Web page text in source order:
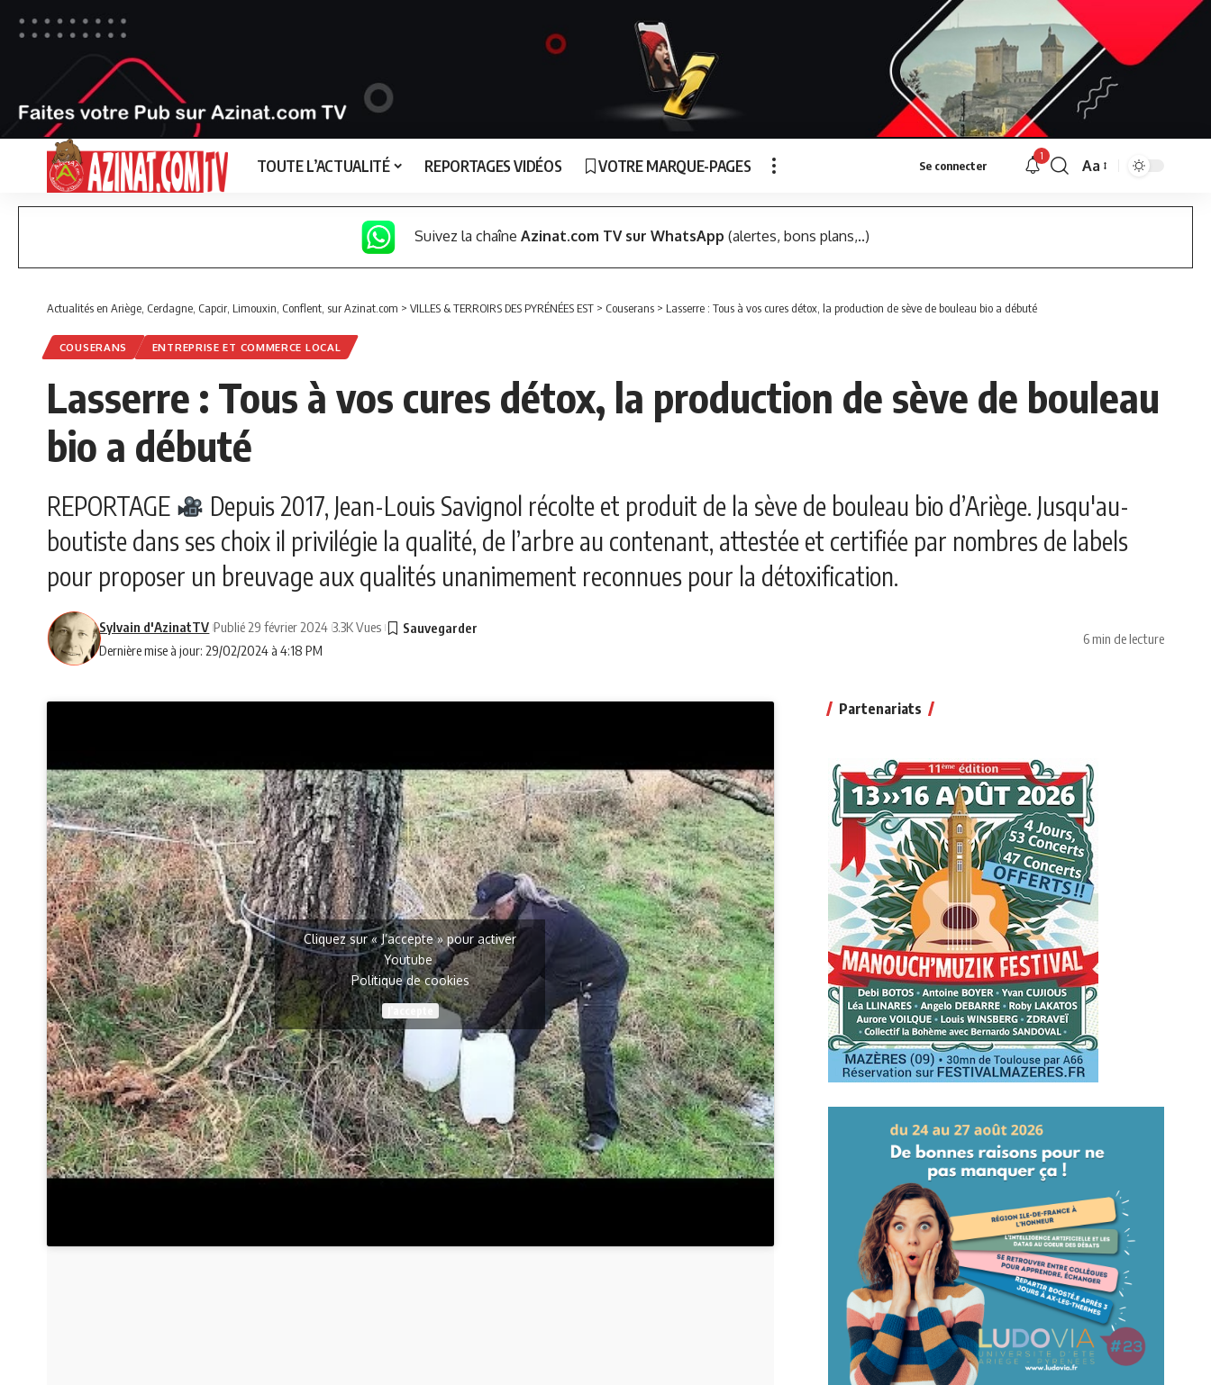
TOUTE L’ACTUALITÉ REPORTAGES VIDÉOS VOTRE MARQUE-PAGES Se connecter
1
Font
Aa
Suivez la chaîne Azinat.com TV sur WhatsApp (alertes, bons plans,..)
Actualités en Ariège, Cerdagne, Capcir, Limouxin, Conflent, sur Azinat.com > VILLES & TERROIRS DES PYRÉNÉES EST > Couserans > Lasserre : Tous à vos cures détox, la production de sève de bouleau bio a débuté
COUSERANS ENTREPRISE ET COMMERCE LOCAL
Lasserre : Tous à vos cures détox, la production de sève de bouleau
bio a débuté
REPORTAGE
Depuis 2017, Jean-Louis Savignol récolte et produit de la sève de bouleau bio d’Ariège. Jusqu'au-
boutiste dans ses choix il privilégie la qualité, de l’arbre au contenant, attestée et certifiée par nombres de labels
pour proposer un breuvage aux qualités unanimement reconnues pour la détoxification.
Dernière mise à jour: 29/02/2024 à 4:18 PM
Sylvain d'AzinatTV Publié 29 février 2024 3.3K Vues
6 min de lecture
Cliquez sur « J’accepte » pour activer
Youtube
Politique de cookies
Partenariats